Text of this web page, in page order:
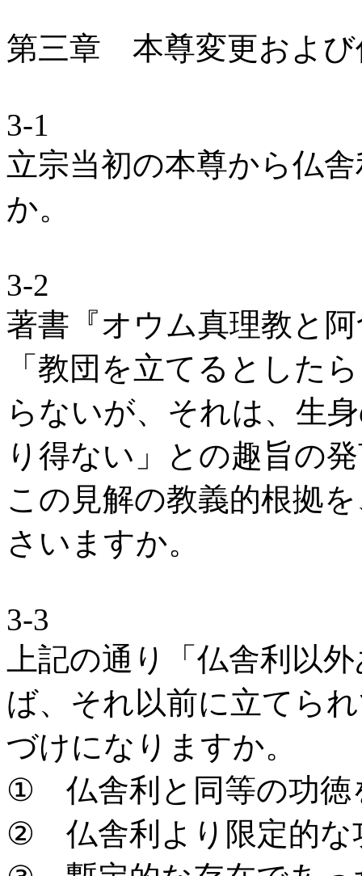
第三章 本尊変更および
3-1
立宗当初の本尊から仏
か。
3-2
著書『オウム真理教と
「教団を立てるとした
らないが、それは、生
り得ない」との趣旨の
この見解の教義的根拠
さいますか。
3-3
上記の通り「仏舎利以
ば、それ以前に立てら
づけになりますか。
① 仏舎利と同等の功徳
② 仏舎利より限定的な